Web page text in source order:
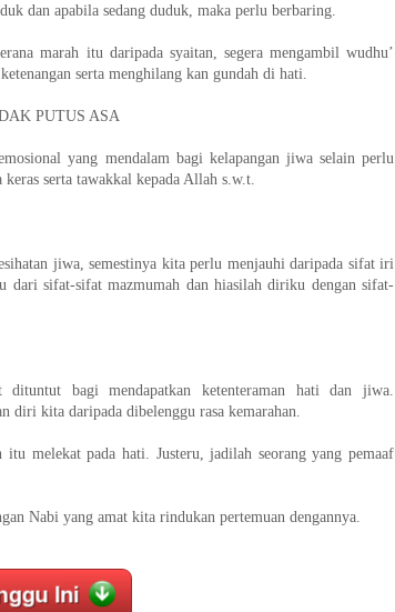
dan apabila sedang duduk, maka perlu berbaring.
marah itu daripada syaitan, segera mengambil wudhu’
serta menghilang kan gundah di hati.
PUTUS ASA
yang mendalam bagi kelapangan jiwa selain perlu
serta tawakkal kepada Allah s.w.t.
jiwa, semestinya kita perlu menjauhi daripada sifat iri
dari sifat-sifat mazmumah dan hiasilah diriku dengan sifat-
dituntut bagi mendapatkan ketenteraman hati dan jiwa.
diri kita daripada dibelenggu rasa kemarahan.
itu melekat pada hati. Justeru, jadilah seorang yang pemaaf
Nabi yang amat kita rindukan pertemuan dengannya.